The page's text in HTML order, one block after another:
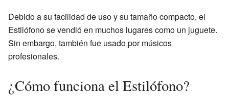
Debido a su facilidad de uso y su tamaño compacto, el
Estilófono se vendió en muchos lugares como un juguete.
Sin embargo, también fue usado por músicos
profesionales.
¿Cómo funciona el Estilófono?